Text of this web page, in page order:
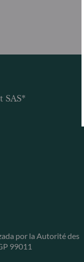
SAS*
por la Autorité des
99011